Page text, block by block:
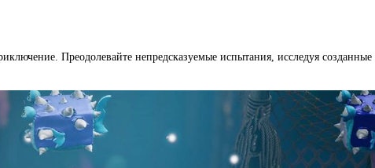
Преодолевайте непредсказуемые испытания, исследуя